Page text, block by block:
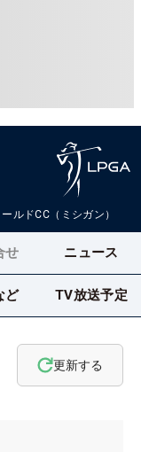
ルドCC（ミシガン）
せ ニュース
ど TV放送予定
更新する